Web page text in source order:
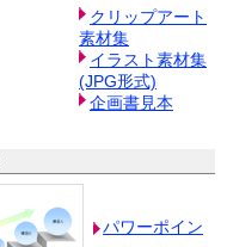
クリップアート
素材集
イラスト素材集
(JPG形式)
企画書見本
パワーポイン